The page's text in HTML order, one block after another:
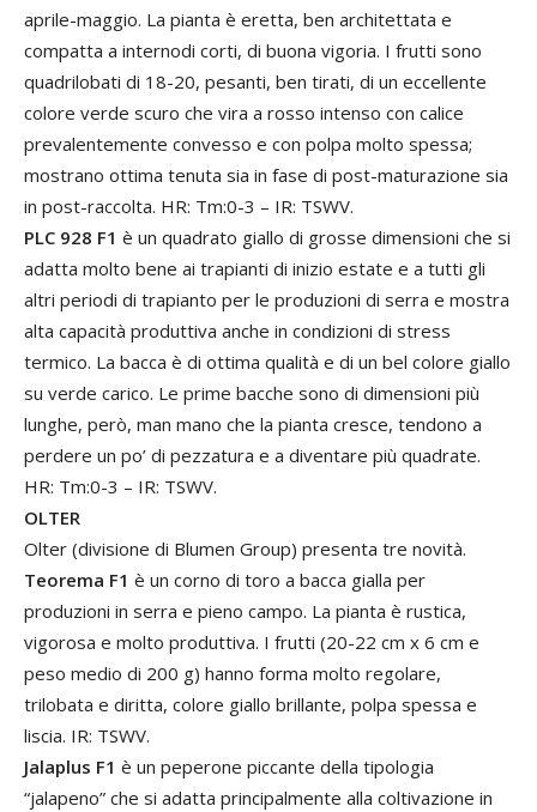
aprile-maggio. La pianta è eretta, ben architettata e
compatta a internodi corti, di buona vigoria. I frutti sono
quadrilobati di 18-20, pesanti, ben tirati, di un eccellente
colore verde scuro che vira a rosso intenso con calice
prevalentemente convesso e con polpa molto spessa;
mostrano ottima tenuta sia in fase di post-maturazione sia
in post-raccolta. HR: Tm:0-3 – IR: TSWV.
PLC 928 F1 è un quadrato giallo di grosse dimensioni che si
adatta molto bene ai trapianti di inizio estate e a tutti gli
altri periodi di trapianto per le produzioni di serra e mostra
alta capacità produttiva anche in condizioni di stress
termico. La bacca è di ottima qualità e di un bel colore giallo
su verde carico. Le prime bacche sono di dimensioni più
lunghe, però, man mano che la pianta cresce, tendono a
perdere un po’ di pezzatura e a diventare più quadrate.
HR: Tm:0-3 – IR: TSWV.
OLTER
Olter (divisione di Blumen Group) presenta tre novità.
Teorema F1 è un corno di toro a bacca gialla per
produzioni in serra e pieno campo. La pianta è rustica,
vigorosa e molto produttiva. I frutti (20-22 cm x 6 cm e
peso medio di 200 g) hanno forma molto regolare,
trilobata e diritta, colore giallo brillante, polpa spessa e
liscia. IR: TSWV.
Jalaplus F1 è un peperone piccante della tipologia
“jalapeno” che si adatta principalmente alla coltivazione in